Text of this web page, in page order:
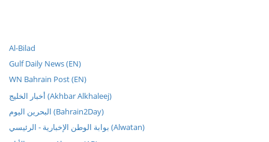
Al-Bilad
Gulf Daily News (EN)
WN Bahrain Post (EN)
أخبار الخليج (Akhbar Alkhaleej)
البحرين اليوم (Bahrain2Day)
بوابة الوطن الإخبارية - الرئيسي (Alwatan)